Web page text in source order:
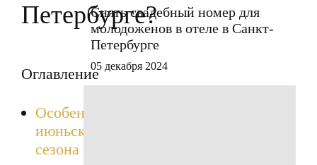
Петербурге?
Оглавление
Особенности
июньского
сезона
Снять свадебный номер для
молодоженов в отеле в Санкт-
Петербурге
05 декабря 2024